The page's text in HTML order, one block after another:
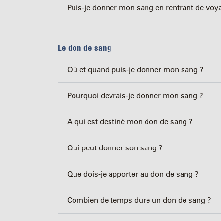
Puis-je donner mon sang en rentrant de
Le don de sang
Où et quand puis-je donner mon sang ?
Pourquoi devrais-je donner mon sang ?
A qui est destiné mon don de sang ?
Qui peut donner son sang ?
Que dois-je apporter au don de sang ?
Combien de temps dure un don de sang ?